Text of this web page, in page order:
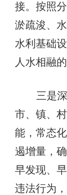
接。 按照
淤疏浚、
水利基础
人水相融
三是
市、 镇、
能，常态
遏增量，
早发现、
违法行为 ，